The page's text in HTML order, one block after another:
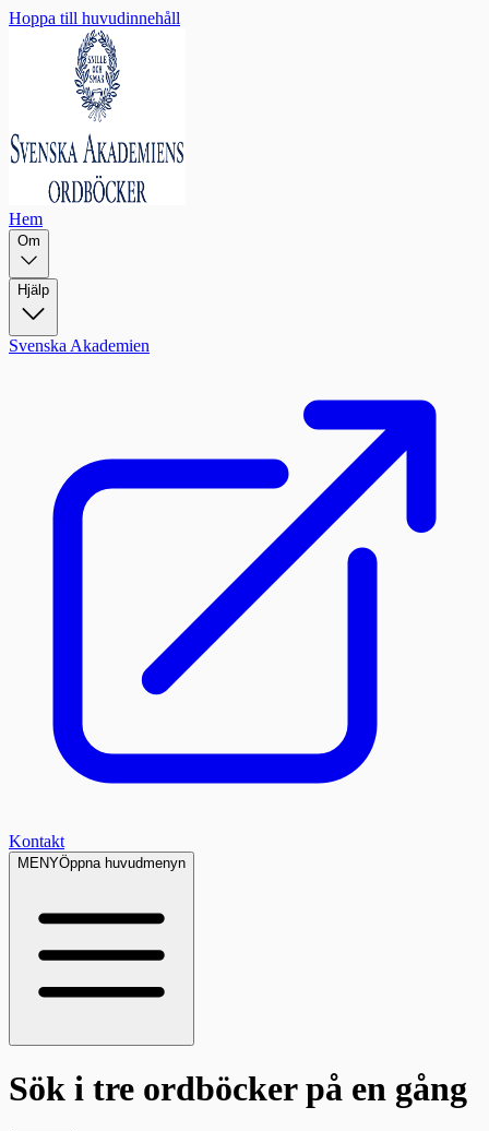
Hoppa till huvudinnehåll
Hem
Om
Hjälp
Svenska Akademien
Kontakt
MENYÖppna huvudmenyn
Sök i tre ordböckerpå en gång